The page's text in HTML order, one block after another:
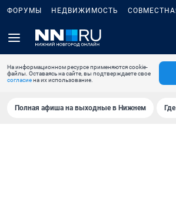
ФОРУМЫ НЕДВИЖИМОСТЬ
На информационном ресурсе применяются cookie-
файлы. Оставаясь на сайте, вы подтверждаете свое
согласиена их использование.
Полная афиша на выходные в Нижнем